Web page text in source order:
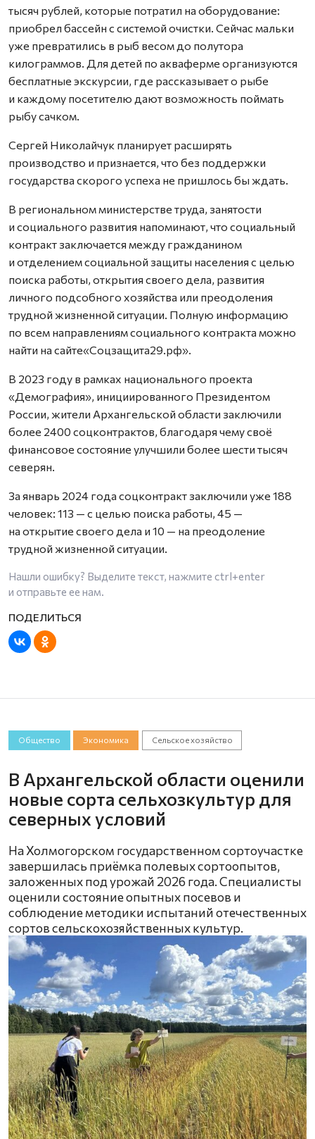
тысяч рублей, которые потратил на оборудование:
приобрел бассейн с системой очистки. Сейчас мальки
уже превратились в рыб весом до полутора
килограммов. Для детей по акваферме организуются
бесплатные экскурсии, где рассказывает о рыбе
и каждому посетителю дают возможность поймать
рыбу сачком.
Сергей Николайчук планирует расширять
производство и признается, что без поддержки
государства скорого успеха не пришлось бы ждать.
В региональном министерстве труда, занятости
и социального развития напоминают, что социальный
контракт заключается между гражданином
и отделением социальной защиты населения с целью
поиска работы, открытия своего дела, развития
личного подсобного хозяйства или преодоления
трудной жизненной ситуации. Полную информацию
по всем направлениям социального контракта можно
найти на сайте«Соцзащита29.рф».
В 2023 году в рамках национального проекта
«Демография», инициированного Президентом
России, жители Архангельской области заключили
более 2400 соцконтрактов, благодаря чему своё
финансовое состояние улучшили более шести тысяч
северян.
За январь 2024 года соцконтракт заключили уже 188
человек: 113 — с целью поиска работы, 45 —
на открытие своего дела и 10 — на преодоление
трудной жизненной ситуации.
Нашли ошибку? Выделите текст, нажмите ctrl+enter
и отправьте ее нам.
Общество Экономика Сельское хозяйство
В Архангельской области оценили
новые сорта сельхозкультур для
северных условий
На Холмогорском государственном сортоучастке
завершилась приёмка полевых сортоопытов,
заложенных под урожай 2026 года. Специалисты
оценили состояние опытных посевов и
соблюдение методики испытаний отечественных
сортов сельскохозяйственных культур.